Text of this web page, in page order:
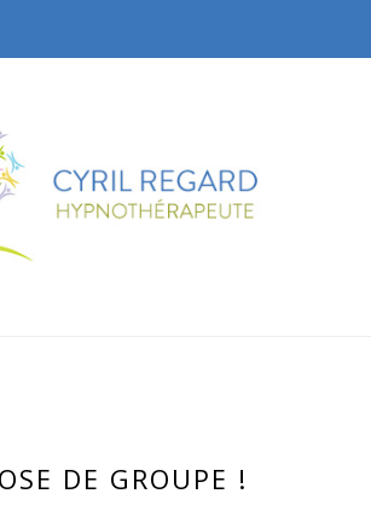
DE GROUPE !